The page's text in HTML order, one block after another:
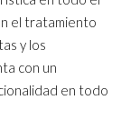
el tratamiento
y los
con un
en todo